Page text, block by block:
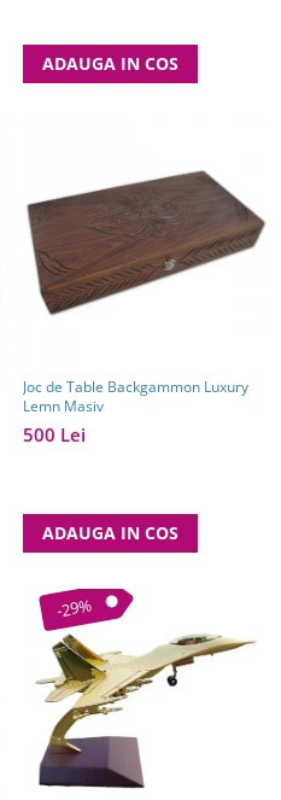
ADAUGA IN COS
Joc de Table Backgammon Luxury
Lemn Masiv
500 Lei
ADAUGA IN COS
-29%